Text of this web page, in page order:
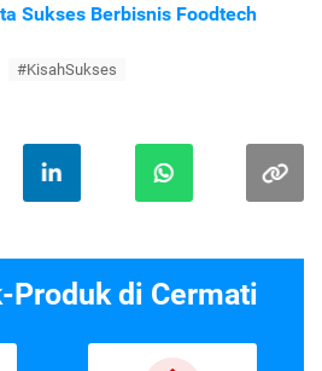
Sukses Berbisnis Foodtech
#KisahSukses
Produk di Cermati